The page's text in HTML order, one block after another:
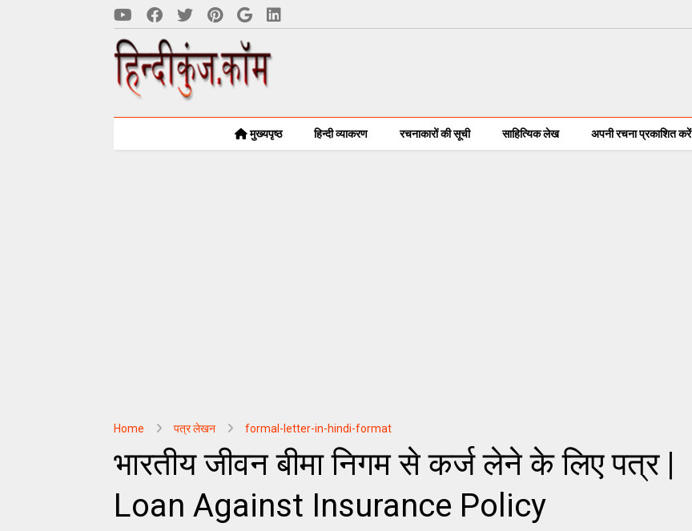
मुख्यपृष्ठ हिन्दी व्याकरण रचनाकारों की सूची साहित्यिक लेख अपनी रचना प्रकाशित करें
Home पत्र लेखन formal-letter-in-hindi-format
भारतीय जीवन बीमा निगम से कर्ज लेने के लिए पत्र |
Loan Against Insurance Policy